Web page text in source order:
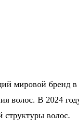
мировой бренд
волос. В 2024
структуры волос.